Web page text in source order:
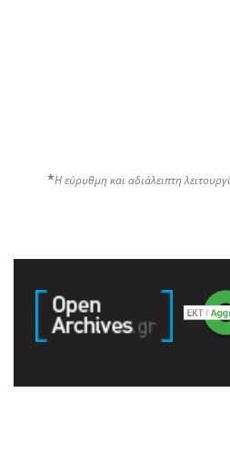
*Η εύρυθμη και αδιάλειπτη